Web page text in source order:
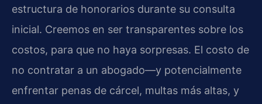
estructura de honorarios durante su consulta
inicial. Creemos en ser transparentes sobre los
costos, para que no haya sorpresas. El costo de
no contratar a un abogado—y potencialmente
enfrentar penas de cárcel, multas más altas, y